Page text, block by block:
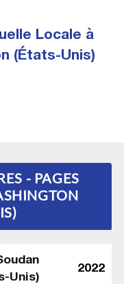
Locale à
(États-Unis)
- PAGES
Unis)
2022